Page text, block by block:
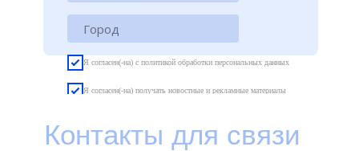
Я согласен(-на) с политикой обработки персональных данных
Я согласен(-на) получать новостные и рекламные материалы
Получить запись
Контакты для связи